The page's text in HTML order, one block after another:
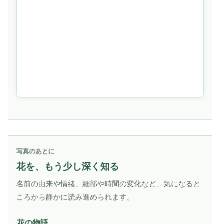
写真のあとに
花を、もう少し深く知る
名前の由来や情緒、細部や時間の変化など、気になると
ころから静かに読み進められます。